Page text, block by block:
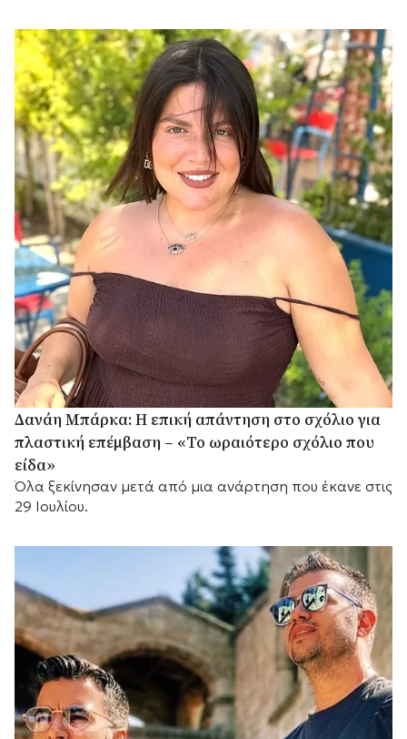
Δανάη Μπάρκα: Η επική απάντηση στο σχόλιο για
πλαστική επέμβαση – «Το ωραιότερο σχόλιο που
είδα»
Όλα ξεκίνησαν μετά από μια ανάρτηση που έκανε στις
29 Ιουλίου.